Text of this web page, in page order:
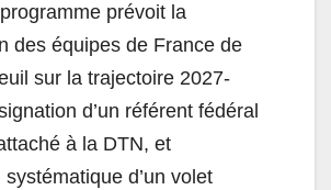
prévoit la
des équipes de France de
sur la trajectoire 2027-
d’un référent fédéral
à la DTN, et
systématique d’un volet